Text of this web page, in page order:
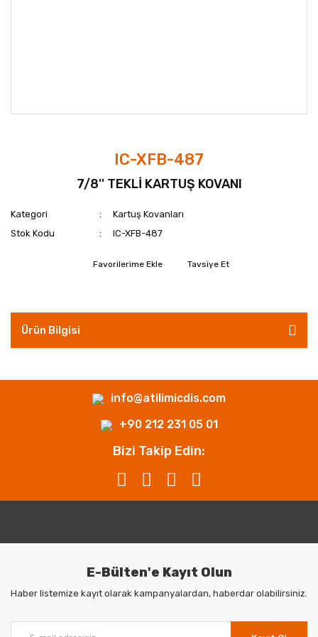
IC-XFB-487
7/8'' TEKLİ KARTUŞ KOVANI
Kategori
Kartuş Kovanları
Stok Kodu
IC-XFB-487
Tavsiye Et
Ürün Bilgisi
info@atilimicdis.com
+90 212 231 05 01
Bizi Takip Edin:
E-Bülten'e Kayıt Olun
Haber listemize kayıt olarak kampanyalardan, haberdar olabilirsiniz.